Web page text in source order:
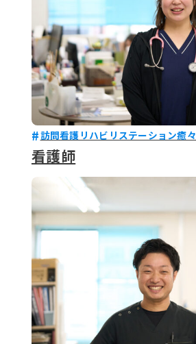
訪問看護リハビリステーション癒々
看護師